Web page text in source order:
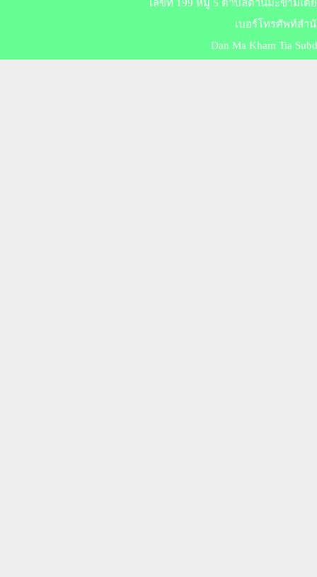
เลขที่ 199 หมู่ 5 ตำบลด่านมะขามเตี้
เบอร์​โทร​ศัพท์สำ
Dan Ma Kham Tia